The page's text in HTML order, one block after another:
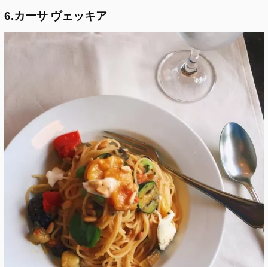
6.カーサ ヴェッキア